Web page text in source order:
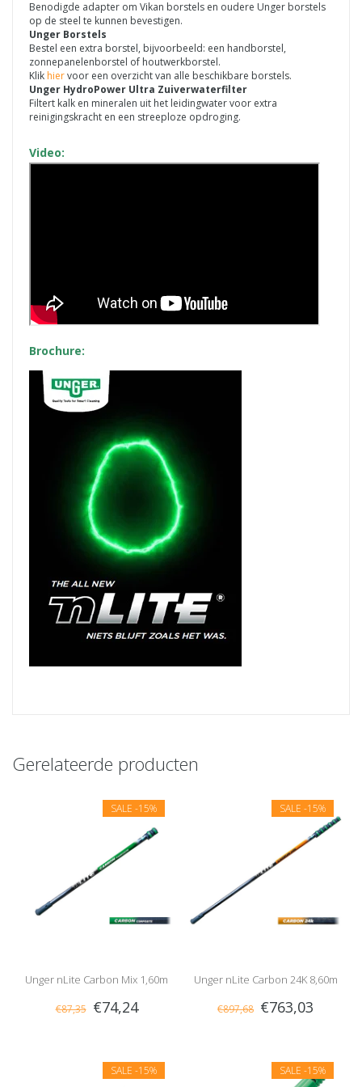
Benodigde adapter om Vikan borstels en oudere Unger borstels
op de steel te kunnen bevestigen.
Unger Borstels
Bestel een extra borstel, bijvoorbeeld: een handborstel,
zonnepanelenborstel of houtwerkborstel.
Klik hiervoor een overzicht van alle beschikbare borstels.
Unger HydroPower Ultra Zuiverwaterfilter
Filtert kalk en mineralen uit het leidingwater voor extra
reinigingskracht en een streeploze opdroging.
Video:
Brochure:
Gerelateerde producten
SALE -15%
Unger nLite Carbon Mix 1,60m
€87,35 €74,24
SALE -15%
Unger nLite Carbon 24K 8,60m
€897,68 €763,03
SALE -15% SALE -15%